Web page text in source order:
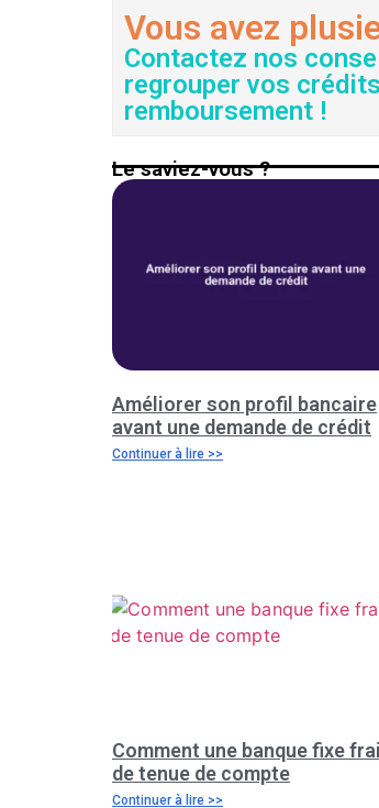
Vous avez
Contactez nos
regrouper vos
remboursement !
Le saviez-vous ?
Améliorer son profil bancaire
avant une demande de crédit
Continuer à lire >>
Comment une banque fixe
de tenue de compte
Continuer à lire >>